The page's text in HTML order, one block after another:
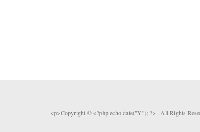
<p>Copyright © <?php echo date("Y"); ?> . All Rights